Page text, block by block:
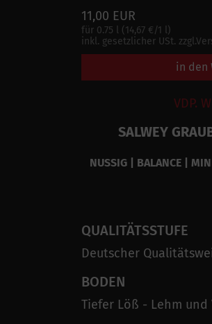
11,00 EUR
für 0.75 l (14,67 €/1 l)
inkl. gesetzlicher USt.
in den
VDP.
SALWEY
NUSSIG | BALANCE |
QUALITÄTSSTUFE
Deutscher
BODEN
Tiefer Löß - Lehm und